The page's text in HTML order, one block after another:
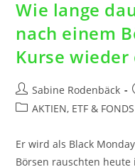
Wie lange
nach einem
Kurse wieder
Sabine Rodenbäck
AKTIEN, ETF & FONDS
Er wird als Black
Börsen rauschten